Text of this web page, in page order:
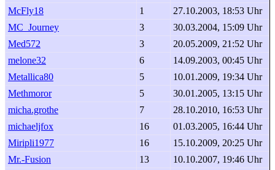
McFly18
1
27.10.2003, 18:53 Uhr
MC_Journey
3
30.03.2004, 15:09 Uhr
Med572
3
20.05.2009, 21:52 Uhr
melone32
6
14.09.2003, 00:45 Uhr
Metallica80
5
10.01.2009, 19:34 Uhr
Methmoror
5
30.01.2005, 13:15 Uhr
micha.grothe
7
28.10.2010, 16:53 Uhr
michaeljfox
16
01.03.2005, 16:44 Uhr
Miripli1977
16
15.10.2009, 20:25 Uhr
Mr.-Fusion
13
10.10.2007, 19:46 Uhr